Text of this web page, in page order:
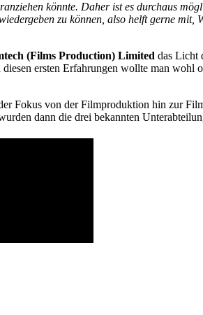
könnte. Daher ist es durchaus
zu können, also helft gerne mit,
(Films Production) Limited das Licht
ersten Erfahrungen wollte man wohl
Fokus von der Filmproduktion hin zur
dann die drei bekannten